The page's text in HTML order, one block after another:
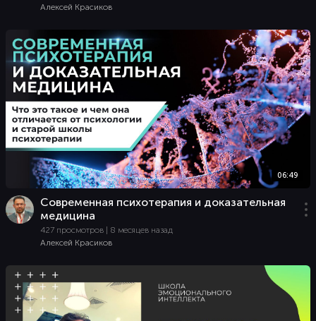
Алексей Красиков
06:49
Современная психотерапия и доказательная
медицина
427 просмотров | 8 месяцев назад
Алексей Красиков